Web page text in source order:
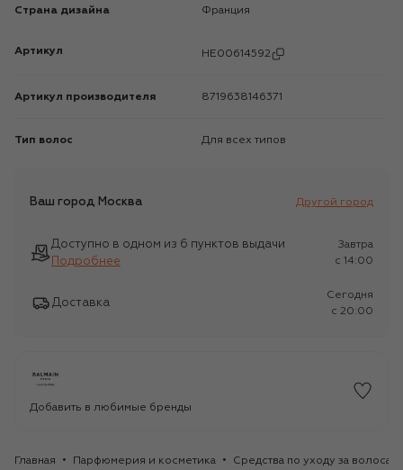
Страна дизайна Франция
Артикул HE00614592
Артикул производителя 8719638146371
Тип волос Для всех типов
Ваш город Москва Другой город
Доступно в одном из 6 пунктов выдачи
Подробнее
Завтра
c 14:00
Доставка
Сегодня
c 20:00
Добавить в любимые бренды
Главная Парфюмерия и косметика Средства по уходу за